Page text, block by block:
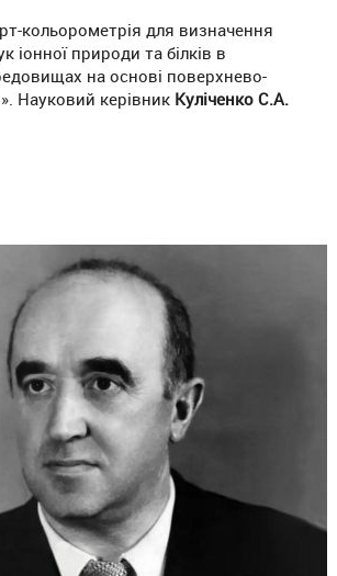
кольорометрія для визначення
іонної природи та білків в
на основі поверхнево-
Науковий керівник Куліченко С.А.